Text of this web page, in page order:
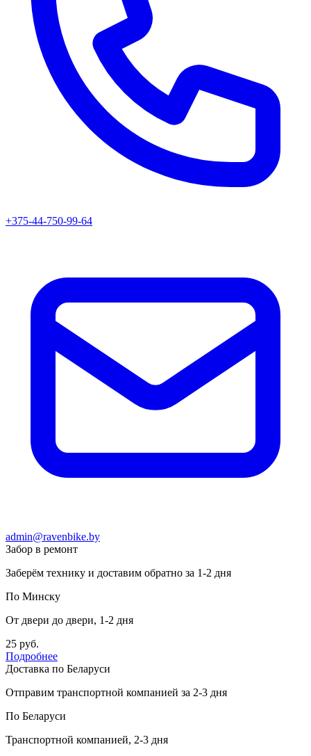
+375-44-750-99-64
admin@ravenbike.by
Забор в ремонт
Заберём технику и доставим обратно за 1-2 дня
По Минску
От двери до двери, 1-2 дня
25 руб.
Подробнее
Доставка по Беларуси
Отправим транспортной компанией за 2-3 дня
По Беларуси
Транспортной компанией, 2-3 дня